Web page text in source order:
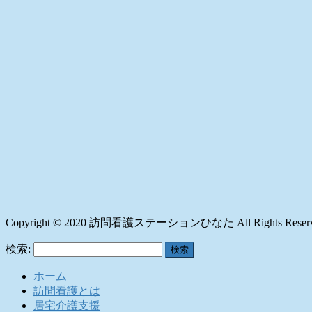
Copyright © 2020 訪問看護ステーションひなた All Rights
検索:
ホーム
訪問看護とは
居宅介護支援